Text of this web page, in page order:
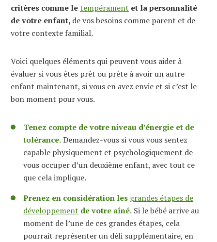
critères comme letempérament et la personnalité
de votre enfant, de vos besoins comme parent et de
votre contexte familial.
Voici quelques éléments qui peuvent vous aider à
évaluer si vous êtes prêt ou prête à avoir un autre
enfant maintenant, si vous en avez envie et si c’est le
bon moment pour vous.
Tenez compte de votre niveau d’énergie et de
tolérance.Demandez-vous si vous vous sentez
capable physiquement et psychologiquement de
vous occuper d’un deuxième enfant, avec tout ce
que cela implique.
Prenez en considération les grandes étapes de
développement de votre aîné. Si le bébé arrive au
moment de l’une de ces grandes étapes, cela
pourrait représenter un défi supplémentaire, en